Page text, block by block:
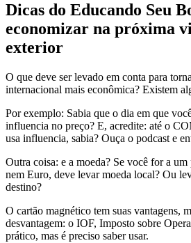
Dicas do Educando Seu
economizar na próxima
exterior
O que deve ser levado em conta para
internacional mais econômica? Existem
Por exemplo: Sabia que o dia em que
influencia no preço? E, acredite: até o
usa influencia, sabia? Ouça o podcast e
Outra coisa: e a moeda? Se você for a
nem Euro, deve levar moeda local? Ou
destino?
O cartão magnético tem suas vantagens,
desvantagem: o IOF, Imposto sobre
prático, mas é preciso saber usar.